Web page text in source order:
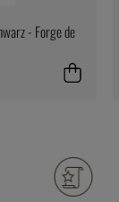
- Forge de